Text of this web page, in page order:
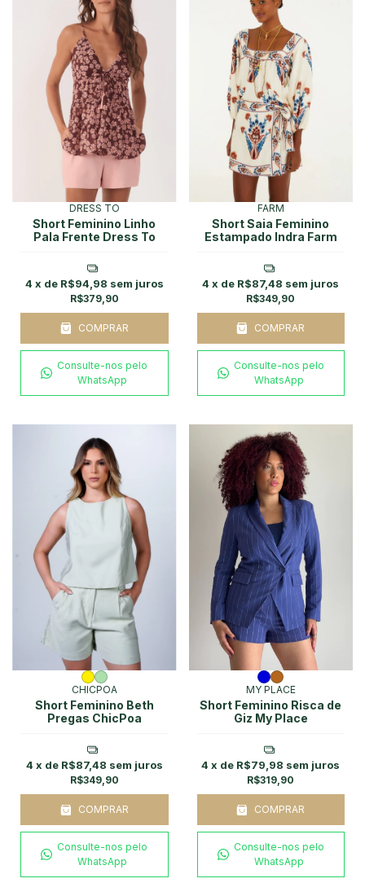
DRESS TO
Short Feminino Linho
Pala Frente Dress To
R$379,90
4 x de R$94,98 sem juros
COMPRAR
Consulte-nos pelo
WhatsApp
FARM
Short Saia Feminino
Estampado Indra Farm
R$349,90
4 x de R$87,48 sem juros
COMPRAR
Consulte-nos pelo
WhatsApp
CHICPOA
Short Feminino Beth
Pregas ChicPoa
R$349,90
4 x de R$87,48 sem juros
COMPRAR
Consulte-nos pelo
WhatsApp
MY PLACE
Short Feminino Risca de
Giz My Place
R$319,90
4 x de R$79,98 sem juros
COMPRAR
Consulte-nos pelo
WhatsApp